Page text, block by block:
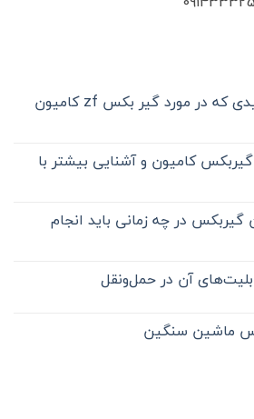
نکات مهم و کلیدی که در مورد گیر بکس zf کامیون
کامیون و آشنایی بیشتر با
در چه زمانی باید انجام
ماشین سنگین